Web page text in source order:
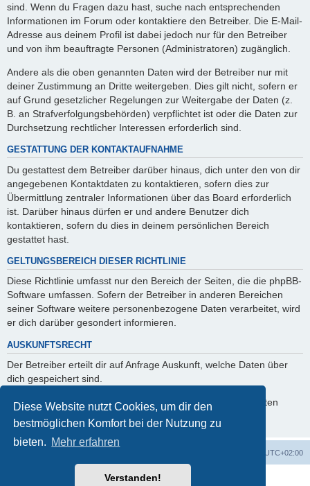
Diese Website nutzt Cookies, um dir den
bestmöglichen Komfort bei der Nutzung zu
bieten. Mehr erfahren
Verstanden!
sind. Wenn du Fragen dazu hast, suche nach entsprechenden
Informationen im Forum oder kontaktiere den Betreiber. Die E-Mail-
Adresse aus deinem Profil ist dabei jedoch nur für den Betreiber
und von ihm beauftragte Personen (Administratoren) zugänglich.
Andere als die oben genannten Daten wird der Betreiber nur mit
deiner Zustimmung an Dritte weitergeben. Dies gilt nicht, sofern er
auf Grund gesetzlicher Regelungen zur Weitergabe der Daten (z.
B. an Strafverfolgungsbehörden) verpflichtet ist oder die Daten zur
Durchsetzung rechtlicher Interessen erforderlich sind.
GESTATTUNG DER KONTAKTAUFNAHME
Du gestattest dem Betreiber darüber hinaus, dich unter den von dir
angegebenen Kontaktdaten zu kontaktieren, sofern dies zur
Übermittlung zentraler Informationen über das Board erforderlich
ist. Darüber hinaus dürfen er und andere Benutzer dich
kontaktieren, sofern du dies in deinem persönlichen Bereich
gestattet hast.
GELTUNGSBEREICH DIESER RICHTLINIE
Diese Richtlinie umfasst nur den Bereich der Seiten, die die phpBB-
Software umfassen. Sofern der Betreiber in anderen Bereichen
seiner Software weitere personenbezogene Daten verarbeitet, wird
er dich darüber gesondert informieren.
AUSKUNFTSRECHT
Der Betreiber erteilt dir auf Anfrage Auskunft, welche Daten über
dich gespeichert sind.
Du kannst jederzeit die Löschung bzw. Sperrung deiner Daten
verlangen. Kontaktiere hierzu bitte den Betreiber.
UTC+02:00
Powered byphpBB® Forum Software © phpBB Limited